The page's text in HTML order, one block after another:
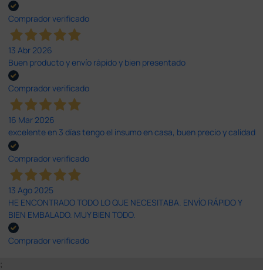
Comprador verificado
13 Abr 2026
Buen producto y envío rápido y bien presentado
Comprador verificado
16 Mar 2026
excelente en 3 días tengo el insumo en casa, buen precio y calidad
Comprador verificado
13 Ago 2025
HE ENCONTRADO TODO LO QUE NECESITABA. ENVÍO RÁPIDO Y
BIEN EMBALADO. MUY BIEN TODO.
Comprador verificado
;